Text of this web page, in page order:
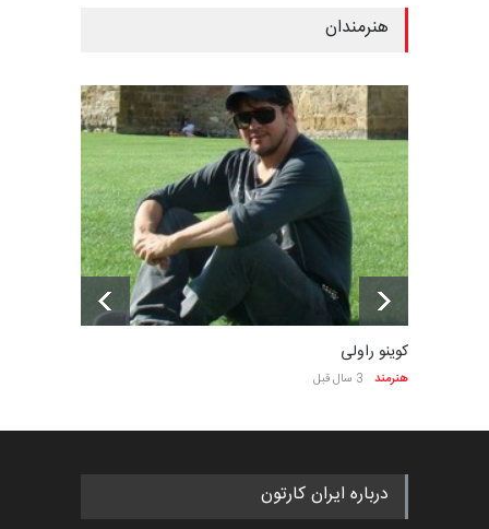
هنرمندان
کوینو راولی
هنرمند 3 سال قبل
درباره ایران کارتون